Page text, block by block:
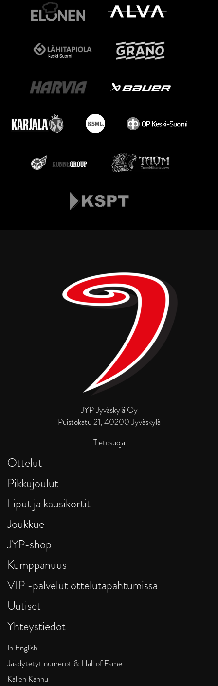
JYP Jyväskylä Oy
Puistokatu 21, 40200 Jyväskylä
Tietosuoja
Ottelut
Pikkujoulut
Liput ja kausikortit
Joukkue
JYP-shop
Kumppanuus
VIP -palvelut ottelutapahtumissa
Uutiset
Yhteystiedot
In English
Jäädytetyt numerot & Hall of Fame
Kallen Kannu